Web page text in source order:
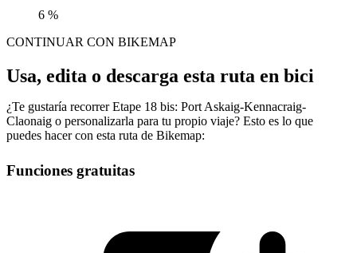
6 %
CONTINUAR CON BIKEMAP
Usa, edita o descarga esta ruta en bici
¿Te gustaría recorrer Etape 18 bis: Port Askaig-Kennacraig-
Claonaig o personalizarla para tu propio viaje? Esto es lo que
puedes hacer con esta ruta de Bikemap:
Funciones gratuitas